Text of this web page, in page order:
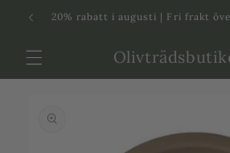
Svenska Dansk
20% rabatt i augusti | Fri frakt